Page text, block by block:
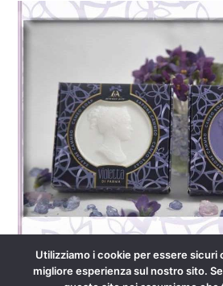
SAPONE VIOLETTA
Utilizziamo i cookie per essere sicuri
migliore esperienza sul nostro sito.